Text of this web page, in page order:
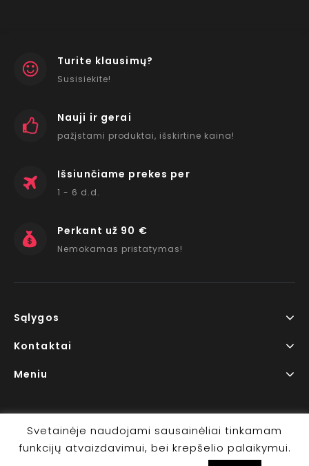
Turite klausimų?
Susisiekite!
Nauji ir gerai
pažįstami produktai, išskirtine kaina!
Išsiunčiame prekes per
1 - 6 d.d.
Perkant už 90 €
Nemokamas pristatymas!
Sąlygos
Kontaktai
Meniu
Copyright © 2026 www.RedLips.lt Prekių išsiuntimas 1-6
Svetainėje naudojami sausainėliai tinkamam
funkcijų atvaizdavimui, bei krepšelio palaikymui.